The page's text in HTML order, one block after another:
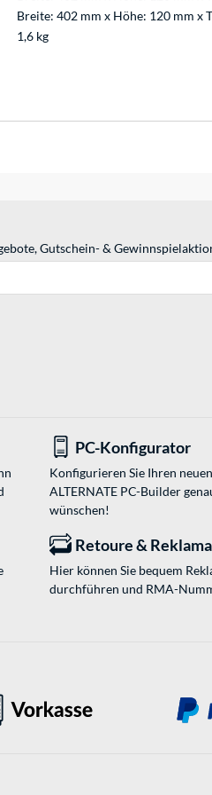
Breite: 402 mm x Höhe: 120 mm x
1,6 kg
Gutschein- &
PC-Konfigurator
Konfigurieren Sie Ihren
ALTERNATE PC-Builder
wünschen!
Retoure &
Hier können Sie bequem
durchführen und RMA-